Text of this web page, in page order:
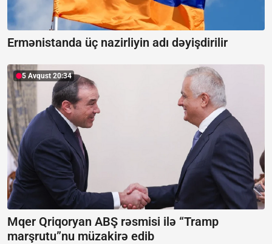
Ermənistanda üç nazirliyin adı dəyişdirilir
5 Avqust 20:34
Mqer Qriqoryan ABŞ rəsmisi ilə “Tramp
marşrutu”nu müzakirə edib